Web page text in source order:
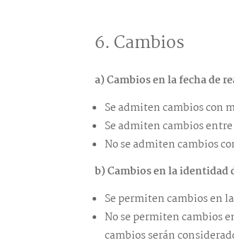
6. Cambios
a) Cambios en la fecha de
Se admiten cambios con
Se admiten cambios
No se admiten cambios
b) Cambios en la identidad
Se permiten cambios en
No se permiten cambios
cambios serán